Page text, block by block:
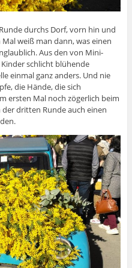
durchs Dorf, vorn hin und
weiß man dann, was einen
Aus den von Mini-
schlicht blühende
einmal ganz anders. Und nie
die Hände, die sich
ersten Mal noch zögerlich beim
dritten Runde auch einen